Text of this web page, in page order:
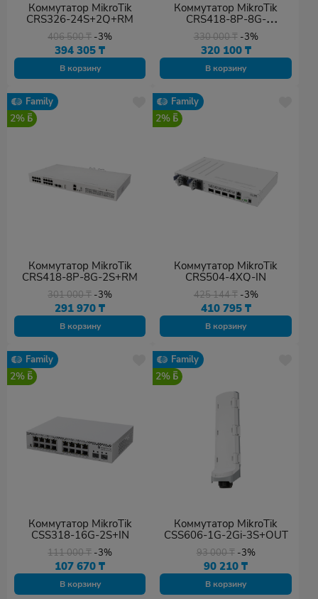
Коммутатор MikroTik
CRS326-24S+2Q+RM
406 500₸ -3%
394 305₸
В корзину
Коммутатор MikroTik
CRS418-8P-8G-
2S+5axQ2axQ-RM
330 000₸ -3%
320 100 ₸
В корзину
Family
2%
Коммутатор MikroTik
CRS418-8P-8G-2S+RM
301 000₸ -3%
291 970₸
В корзину
Family
2%
Коммутатор MikroTik
CRS504-4XQ-IN
425 144₸ -3%
410 795 ₸
В корзину
Family
2%
Коммутатор MikroTik
CSS318-16G-2S+IN
111 000₸ -3%
107 670₸
В корзину
Family
2%
Коммутатор MikroTik
CSS606-1G-2Gi-3S+OUT
93 000₸ -3%
90 210₸
В корзину